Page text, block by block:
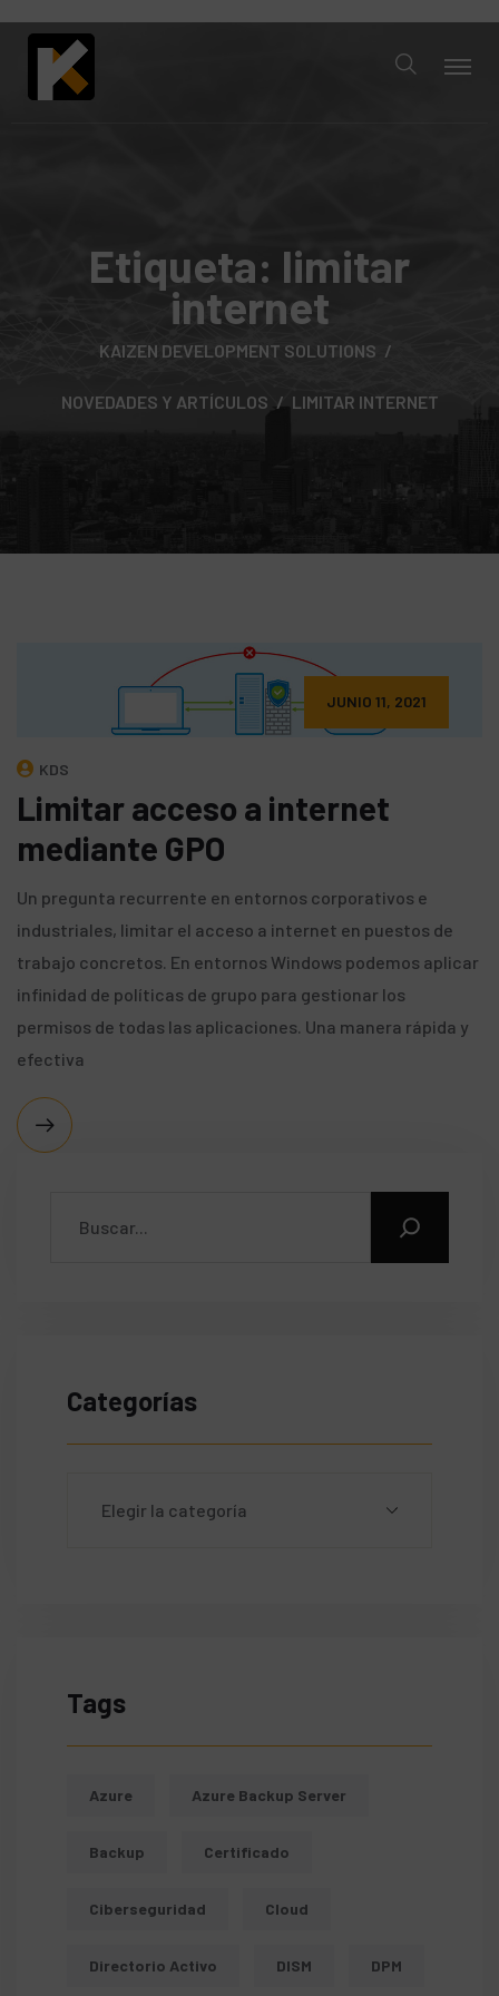
Etiqueta: limitar
internet
KAIZEN DEVELOPMENT SOLUTIONS
NOVEDADES Y ARTÍCULOS LIMITAR INTERNET
JUNIO 11, 2021
KDS
Limitar acceso a internet
mediante GPO
Un pregunta recurrente en entornos corporativos e
industriales, limitar el acceso a internet en puestos de
trabajo concretos. En entornos Windows podemos aplicar
infinidad de políticas de grupo para gestionar los
permisos de todas las aplicaciones. Una manera rápida y
efectiva
Categorías
Tags
Azure Azure Backup Server
Backup Certificado
Ciberseguridad Cloud
Directorio Activo DISM DPM